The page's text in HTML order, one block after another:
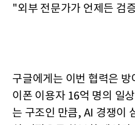
"외부 전문가가 언제든 검
구글에게는 이번 협력은
이폰 이용자 16억 명의 일
는 구조인 만큼, AI 경쟁이